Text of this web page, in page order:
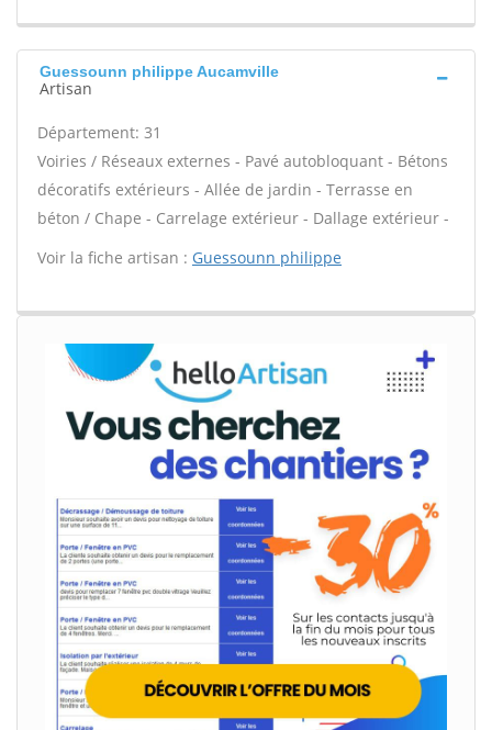
Guessounn philippe Aucamville
Artisan
Département: 31
Voiries / Réseaux externes - Pavé autobloquant - Bétons
décoratifs extérieurs - Allée de jardin - Terrasse en
béton / Chape - Carrelage extérieur - Dallage extérieur -
Voir la fiche artisan : Guessounn philippe